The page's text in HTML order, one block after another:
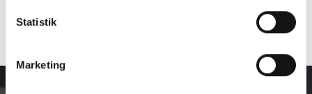
Statistik
Marketing